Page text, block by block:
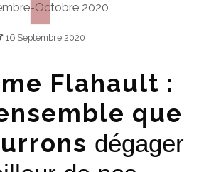
Octobre 2020
16 Septembre 2020
Flahault :
que
dégager